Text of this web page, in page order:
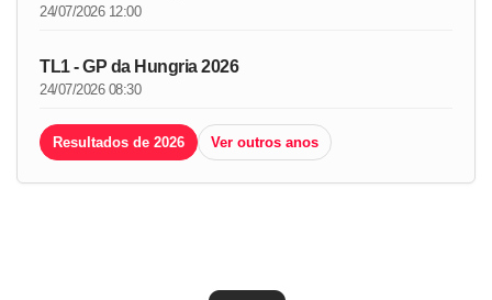
24/07/2026 12:00
TL1 - GP da Hungria 2026
24/07/2026 08:30
Resultados de 2026 Ver outros anos